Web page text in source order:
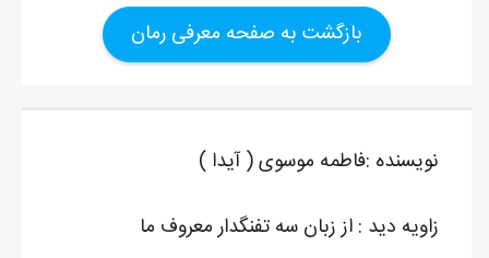
بازگشت به صفحه معرفی رمان
نویسنده :فاطمه موسوی ( آیدا )
زاویه دید : از زبان سه تفنگدار معروف ما